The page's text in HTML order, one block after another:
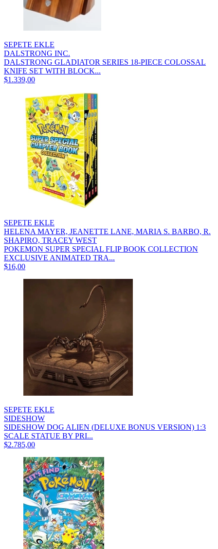
SEPETE EKLE
DALSTRONG INC.
DALSTRONG GLADIATOR SERIES 18-PIECE COLOSSAL
KNIFE SET WITH BLOCK...
$1.339,00
SEPETE EKLE
HELENA MAYER, JEANETTE LANE, MARIA S. BARBO, R.
SHAPIRO, TRACEY WEST
POKEMON SUPER SPECIAL FLIP BOOK COLLECTION
EXCLUSIVE ANIMATED TRA...
$16,00
SEPETE EKLE
SIDESHOW
SIDESHOW DOG ALIEN (DELUXE BONUS VERSION) 1:3
SCALE STATUE BY PRI...
$2.785,00